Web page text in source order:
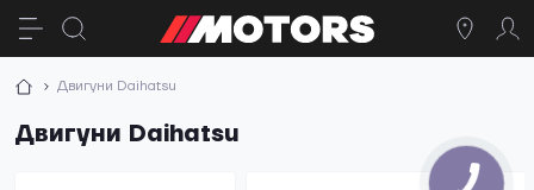
Двигуни Daihatsu
Двигуни Daihatsu